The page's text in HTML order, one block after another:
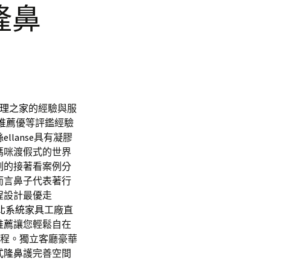
鼻
之家的經驗與服
薦優等評鑑經驗
ellanse具有凝膠
渡假式的世界
的接著看案例分
言鼻子代表著行
設計最優走
系統家具工廠直
薦讓您輕鬆自在
。獨立客廳豪華
隆鼻護完善空間